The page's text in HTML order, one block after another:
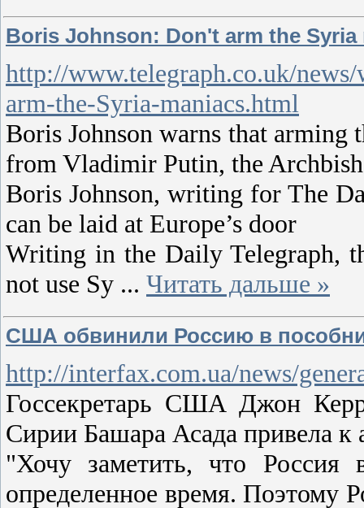
Boris Johnson: Don't arm the Syria
http://www.telegraph.co.uk/
arm-the-Syria-maniacs.html
Boris Johnson warns that arming
from Vladimir Putin, the
Boris Johnson, writing for The
can be laid at Europe’s door
Writing in the Daily Telegraph,
not use Sy ... Читать дальше »
США обвинили Россию в
http://interfax.com.ua/news/
Госсекретарь США Джон
Сирии Башара Асада привела к
"Хочу заметить, что Россия
определенное время. Поэтому